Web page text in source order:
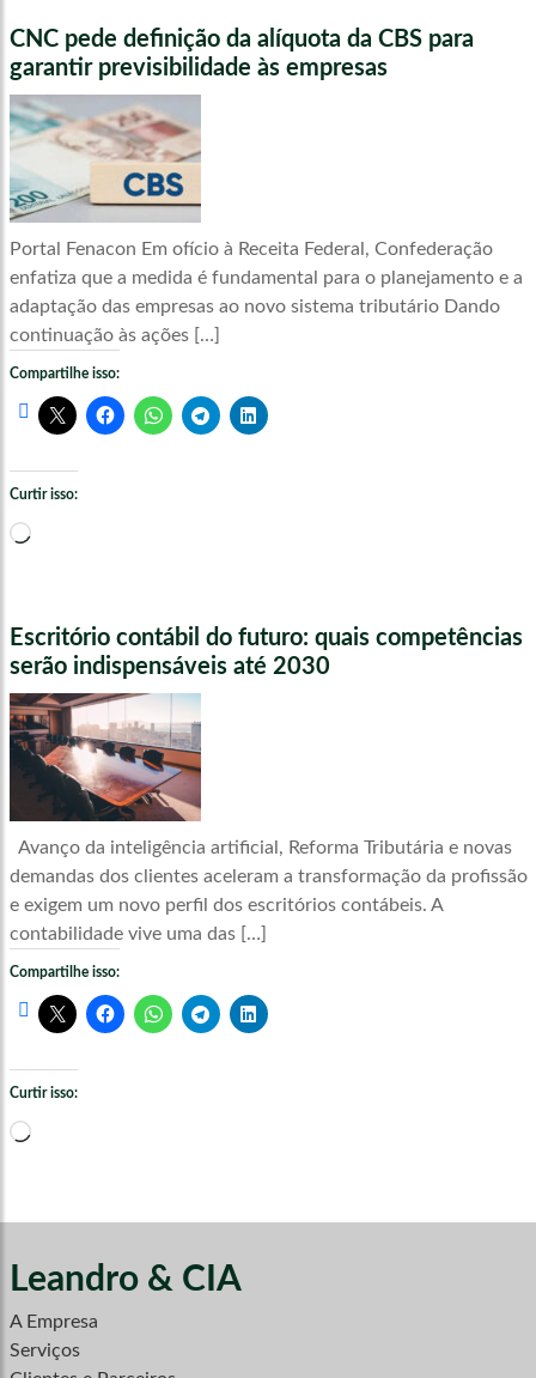
CNC pede definição da alíquota da CBS para
garantir previsibilidade às empresas
Portal Fenacon Em ofício à Receita Federal, Confederação
enfatiza que a medida é fundamental para o planejamento e a
adaptação das empresas ao novo sistema tributário Dando
continuação às ações […]
Compartilhe isso:
Curtir isso:
Carregando...
Escritório contábil do futuro: quais competências
serão indispensáveis até 2030
Avanço da inteligência artificial, Reforma Tributária e novas
demandas dos clientes aceleram a transformação da profissão
e exigem um novo perfil dos escritórios contábeis. A
contabilidade vive uma das […]
Compartilhe isso:
Curtir isso:
Carregando...
Leandro & CIA
A Empresa
Serviços